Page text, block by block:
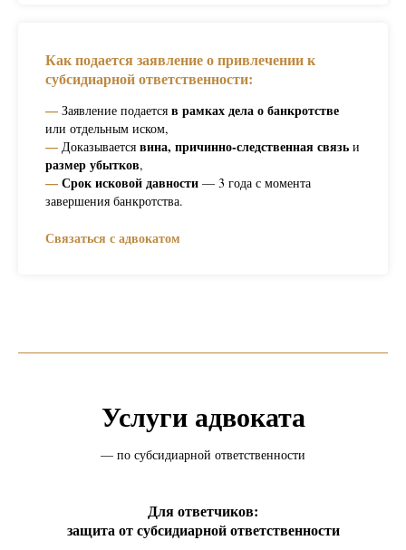
Как подается заявление о привлечении к
субсидиарной ответственности:
— Заявление подается в рамках дела о банкротстве
или отдельным иском,
— Доказывается вина, причинно-следственная связь и
размер убытков,
—Срок исковой давности — 3 года с момента
завершения банкротства.
Связаться с адвокатом
Услуги адвоката
— по субсидиарной ответственности
Для ответчиков:
защита от субсидиарной ответственности